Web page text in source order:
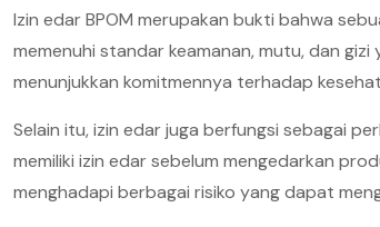
Izin edar BPOM merupakan bukti bahwa
memenuhi standar keamanan, mutu, dan
menunjukkan komitmennya terhadap
Selain itu, izin edar juga berfungsi sebagai
memiliki izin edar sebelum mengedarkan
menghadapi berbagai risiko yang dapat